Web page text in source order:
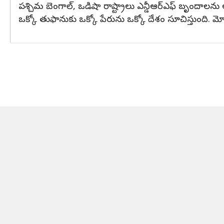
పశ్చిమ బెంగాల్, ఒడిషా రాష్ట్రాలు ఎన్డీఆర్ఎఫ్
ఒక్కో తుఫానుకు ఒక్కో పేరును ఒక్కో దేశం